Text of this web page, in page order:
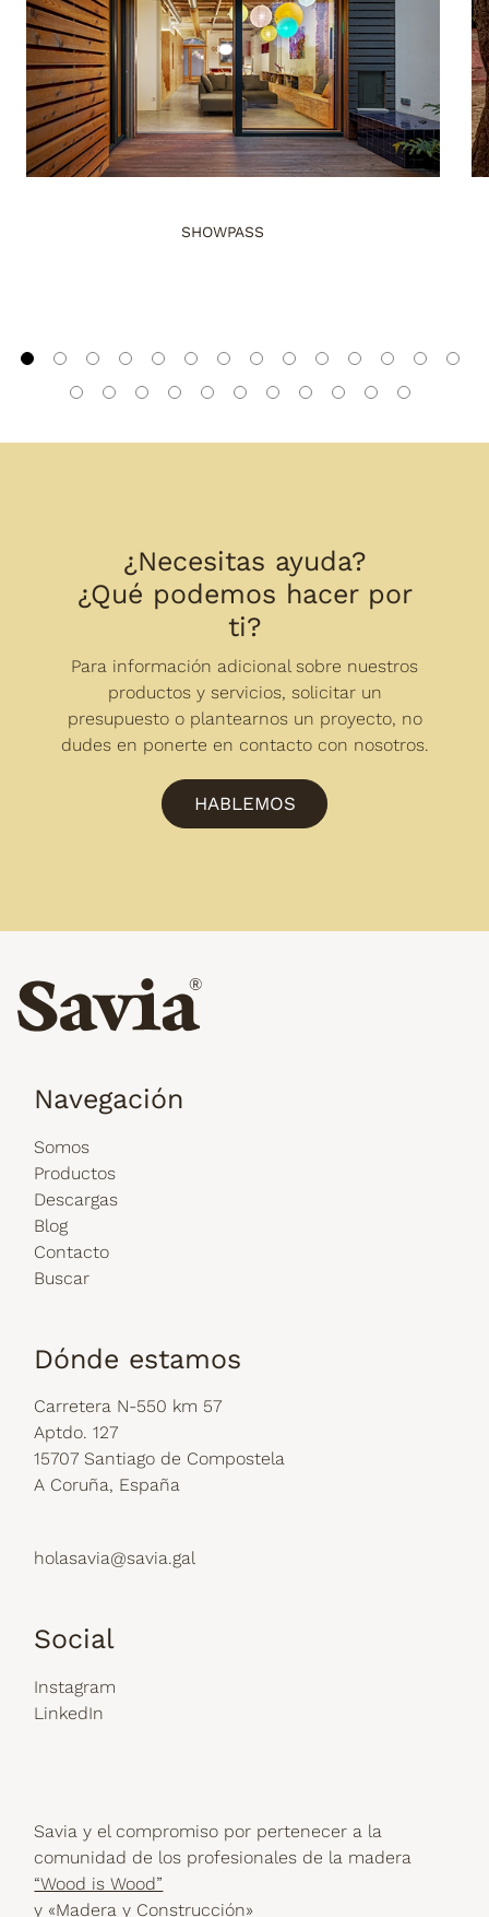
SHOWPASS
¿Necesitas ayuda?
¿Qué podemos hacer por
ti?
Para información adicional sobre nuestros
productos y servicios, solicitar un
presupuesto o plantearnos un proyecto, no
dudes en ponerte en contacto con nosotros.
HABLEMOS
Navegación
Somos
Productos
Descargas
Blog
Contacto
Buscar
Dónde estamos
Carretera N-550 km 57
Aptdo. 127
15707 Santiago de Compostela
A Coruña, España
holasavia@savia.gal
Social
Instagram
LinkedIn
Savia y el compromiso por pertenecer a la
comunidad de los profesionales de la madera
“Wood is Wood”
y «Madera y Construcción»